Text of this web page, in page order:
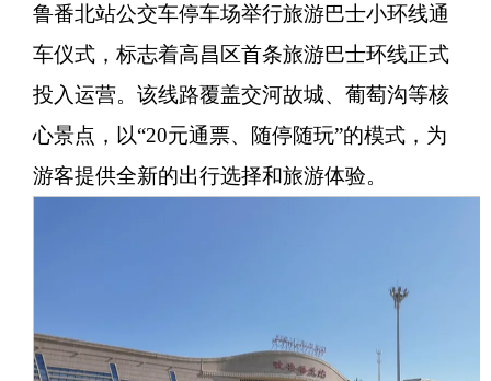
鲁番北站公交车停车场举行旅游巴士小环线通
车仪式，标志着高昌区首条旅游巴士环线正式
投入运营。该线路覆盖交河故城、葡萄沟等核
心景点，以“20元通票、随停随玩”的模式，为
游客提供全新的出行选择和旅游体验。